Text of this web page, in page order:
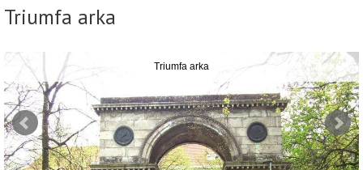
Triumfa arka
Triumfa arka